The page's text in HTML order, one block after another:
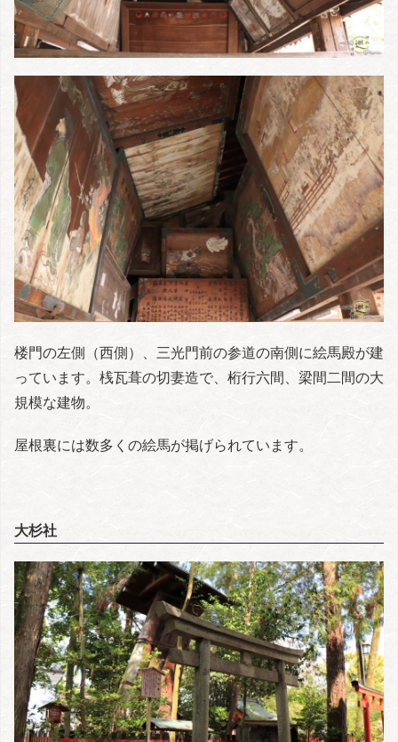
楼門の左側（西側）、三光門前の参道の南側に絵馬殿が建
っています。桟瓦葺の切妻造で、桁行六間、梁間二間の大
規模な建物。
屋根裏には数多くの絵馬が掲げられています。
大杉社